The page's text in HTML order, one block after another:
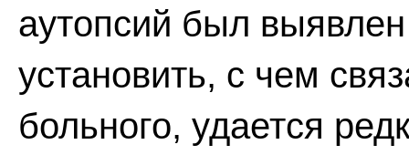
аутопсий был
установить, с чем
больного, удается